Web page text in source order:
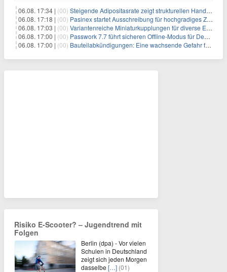
06.08. 17:34 | (00) Steigende Adipositasrate zeigt strukturellen Handlungsbedarf bei der Ernährung schulpflichtiger Kinder
06.08. 17:18 | (00) Pasinex startet Ausschreibung für hochgradiges Zinksulfidkonzentrat mit Germanium- und Silbergehalten und stellt ein Betriebsupdate bereit
06.08. 17:03 | (00) Variantenreiche Miniaturkupplungen für diverse Einsatzbereiche
06.08. 17:00 | (00) Passwork 7.7 führt sicheren Offline-Modus für Desktop- und Mobile-Apps ein
06.08. 17:00 | (00) Bauteilabkündigungen: Eine wachsende Gefahr für industrielle Elektroniksysteme
Risiko E-Scooter? – Jugendtrend mit
Folgen
Berlin (dpa) - Vor vielen
Schulen in Deutschland
zeigt sich jeden Morgen
dasselbe […] (01)